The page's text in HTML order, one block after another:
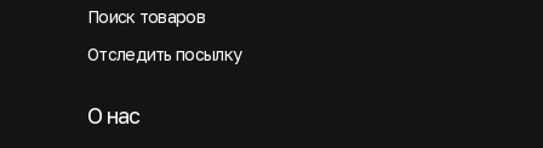
Поиск товаров
Отследить посылку
О нас